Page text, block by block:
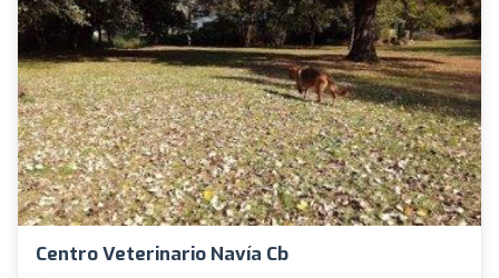
Centro Veterinario Navía Cb